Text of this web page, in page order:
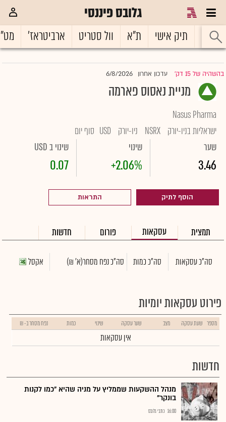
גלובס פיננסי
ראשי תיק אישי ת"א וול סטריט ארביטראז'
בהשהיה של 15 דק' |עדכון אחרון 6/8/2026
מניית נאסוס פארמה
Nasus Pharma
ישראליות בניו-יורק NSRX ניו-יורק USD סוף יום
שער
3.46
שינוי
+2.06%
שינוי ב USD
0.07
הוסף לתיק התראות
תמצית עסקאות פורום חדשות
סה"כ עסקאות סה"כ כמות סה"כ נפח מסחר(א' ₪) אקסל
פירוט עסקאות יומיות
מספר שעת עסקה מצב שער עסקה שינוי כמות נפח מסחר ב- ₪
אין עסקאות
חדשות
מנהל ההשקעות שממליץ על מניה שהיא "כמו לקנות
בונקר"
16:00 כתבי גלובס